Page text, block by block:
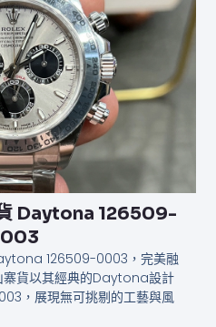
Daytona 126509-
126509-0003，完美融
寨貨以其經典的Daytona設計
，展現無可挑剔的工藝與風